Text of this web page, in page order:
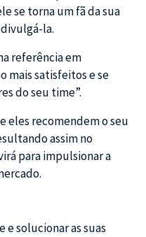
se torna um fã da sua
la.
referência em
mais satisfeitos e se
do seu time”.
eles recomendem o seu
assim no
para impulsionar a
e solucionar as suas